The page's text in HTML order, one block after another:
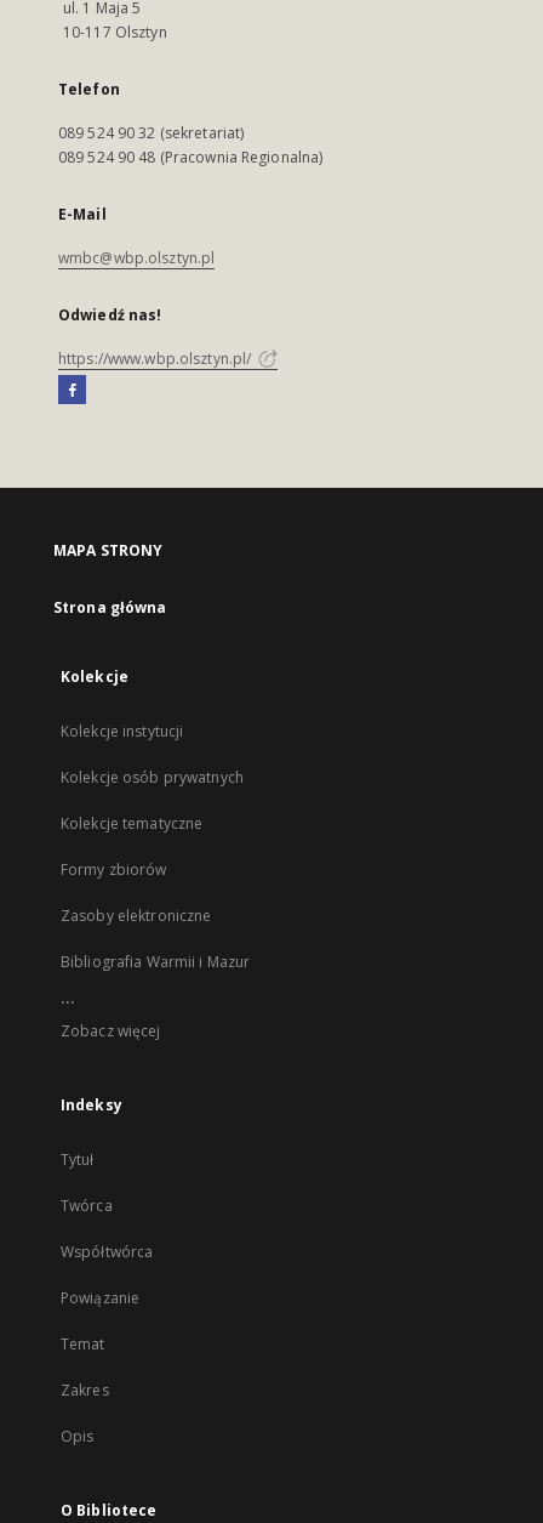
ul. 1 Maja 5
10-117 Olsztyn
Telefon
089 524 90 32 (sekretariat)
089 524 90 48 (Pracownia Regionalna)
E-Mail
wmbc@wbp.olsztyn.pl
Odwiedź nas!
https://www.wbp.olsztyn.pl/
MAPA STRONY
Strona główna
Kolekcje
Kolekcje instytucji
Kolekcje osób prywatnych
Kolekcje tematyczne
Formy zbiorów
Zasoby elektroniczne
Bibliografia Warmii i Mazur
...
Zobacz więcej
Indeksy
Tytuł
Twórca
Współtwórca
Powiązanie
Temat
Zakres
Opis
O Bibliotece